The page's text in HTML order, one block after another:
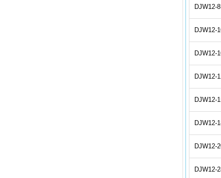
DJW12-
DJW12-
DJW12-
DJW12-
DJW12-
DJW12-
DJW12-
DJW12-